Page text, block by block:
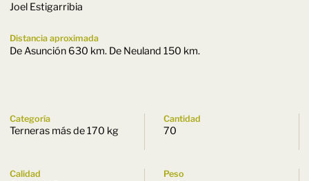
Joel Estigarribia
Distancia aproximada
De Asunción 630 km. De Neuland 150 km.
Categoría
Terneras más de 170 kg
Cantidad
70
Calidad Peso